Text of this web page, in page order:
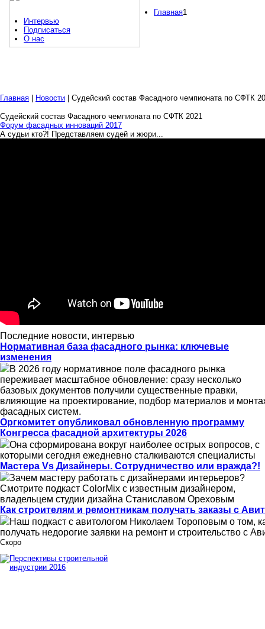
Главная1
Интервью
Подписаться
О нас
Главная Новости | Судейский состав Фасадного чемпионата по СФТК
Судейский состав Фасадного чемпионата по СФТК 2021
Форум фасадных инноваций 2017
А судьи кто?! Представляем судей и жюри...
Последние новости, интервью
Нормативная база фасадного рынка: ключевые
изменения
В 2026 году нормативное поле фасадного рынка
переживает масштабное обновление: сразу несколько
базовых документов получили существенные правки,
влияющие на проектирование, подбор материалов и
фасадных систем.
Оргкомитет опубликовал обновленную программу
Конгресса фасадной архитектуры 2026
Она сформирована вокруг наиболее острых вопросов, с
которыми сегодня ежедневно сталкиваются специалисты
Мастера Vs Дизайнеры. Сотрудничество или вражда?!
Зачем мастеру работать с дизайнерами интерьеров?
Смотрите подкаст ColorMix с известным дизайнером,
владельцем студии дизайна Станиславом Ореховым
Как строителям и ремонтникам получать заказы с
Наш подкаст с авитологом Николаем Тороповым о том,
получать недорогие заявки на ремонт и строительство с
Скоро